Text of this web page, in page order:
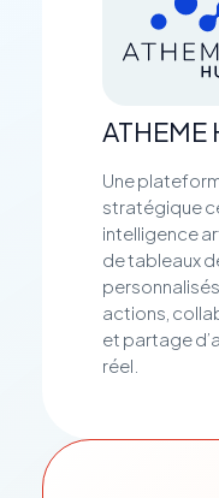
ATHEME
Une
stratégique
intelligence
de tableaux
actions,
et partage
réel.